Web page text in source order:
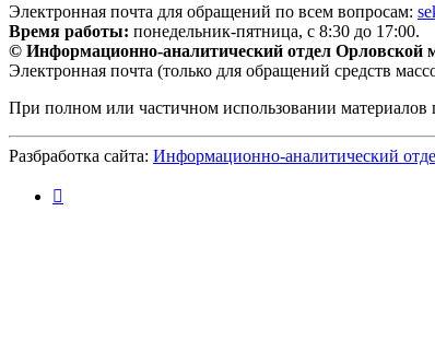
Электронная почта для обращений по всем вопросам:
Время работы: понедельник-пятница, с 8:30 до 17:00.
© Информационно-аналитический отдел Орловской
Электронная почта (только для обращений средств
При полном или частичном использовании
Разбработка сайта: Информационно-аналитический